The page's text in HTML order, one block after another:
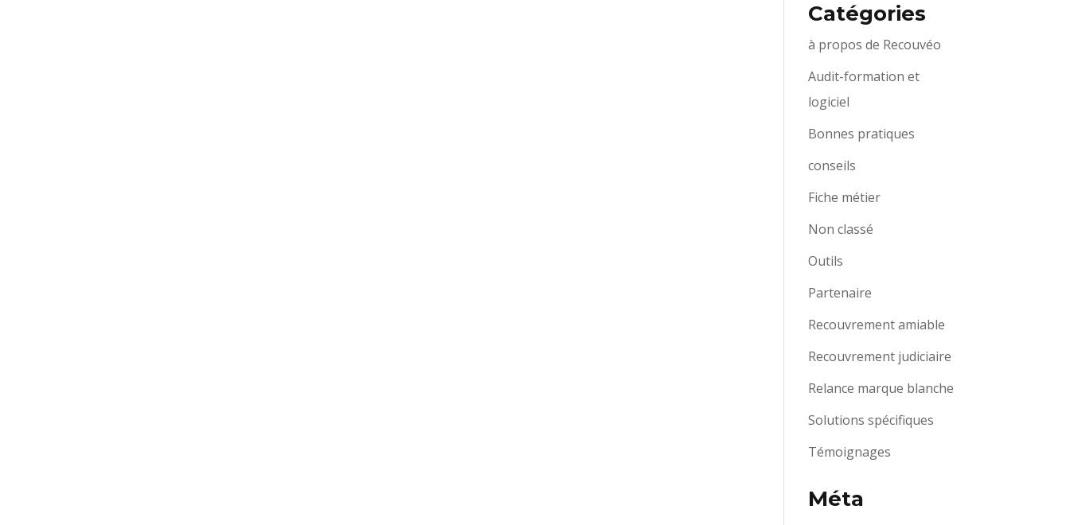
Catégories
à propos de Recouvéo
Audit-formation et
logiciel
Bonnes pratiques
conseils
Fiche métier
Non classé
Outils
Partenaire
Recouvrement amiable
Recouvrement judiciaire
Relance marque blanche
Solutions spécifiques
Témoignages
Méta